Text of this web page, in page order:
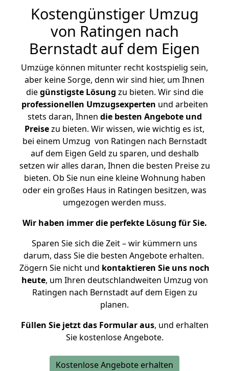
Kostengünstiger Umzug
von Ratingen nach
Bernstadt auf dem Eigen
Umzüge können mitunter recht kostspielig sein,
aber keine Sorge, denn wir sind hier, um Ihnen
diegünstigste Lösung zu bieten. Wir sind die
professionellen Umzugsexperten und arbeiten
stets daran, Ihnen die besten Angebote und
Preisezu bieten. Wir wissen, wie wichtig es ist,
bei einem Umzug von Ratingen nach Bernstadt
auf dem Eigen Geld zu sparen, und deshalb
setzen wir alles daran, Ihnen die besten Preise zu
bieten. Ob Sie nun eine kleine Wohnung haben
oder ein großes Haus in Ratingen besitzen, was
umgezogen werden muss.
Wir haben immer die perfekte Lösung für Sie.
Sparen Sie sich die Zeit – wir kümmern uns
darum, dass Sie die besten Angebote erhalten.
Zögern Sie nicht und kontaktieren Sie uns noch
heute, um Ihren deutschlandweiten Umzug von
Ratingen nach Bernstadt auf dem Eigen zu
planen.
Füllen Sie jetzt das Formular aus, und erhalten
Sie kostenlose Angebote.
Kostenlose Angebote erhalten